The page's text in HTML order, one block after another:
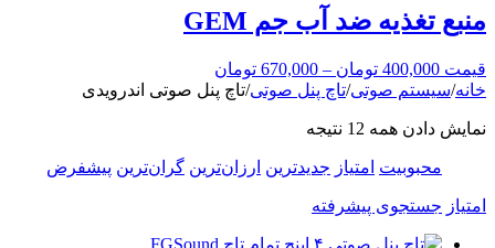
منبع تغذیه ضد آب جم GEM
قیمت 400,000 تومان –
670,000 تومان
خانه/سیستم صوتی/تاچ پنل صوتی/تاچ پنل صوتی اندرویدی
نمایش دادن همه 12 نتیجه
محبوبیت امتیاز جدیدترین ارزان‌ترین گران‌ترین پیشفرض
امتیاز جستجوی پیشرفته